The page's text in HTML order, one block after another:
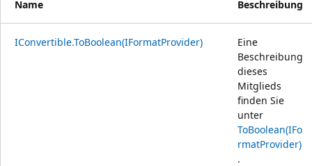
Name Beschreibung
IConvertible.ToBoolean(IFormatProvider)
Eine
Beschreibung
dieses
Mitglieds
finden Sie
unter
ToBoolean(IFo
rmatProvider)
.